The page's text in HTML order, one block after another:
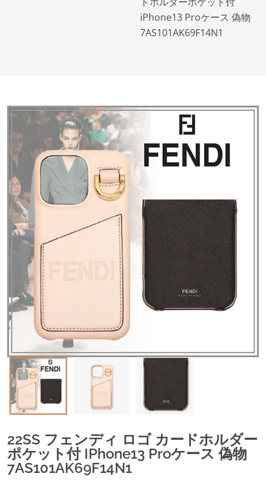
iPhone13 Proケース 偽物
7AS101AK69F14N1
22SS フェンディ ロゴ カードホルダー
ポケット付 IPhone13 Proケース 偽物
7AS101AK69F14N1